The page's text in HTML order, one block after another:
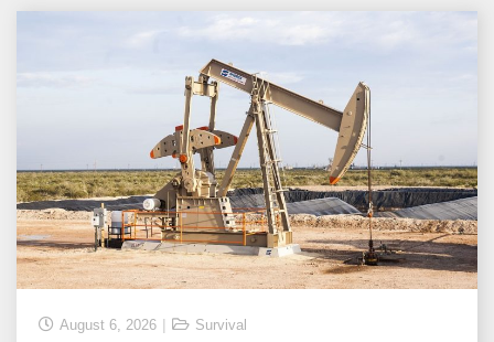
August 6, 2026 Survival